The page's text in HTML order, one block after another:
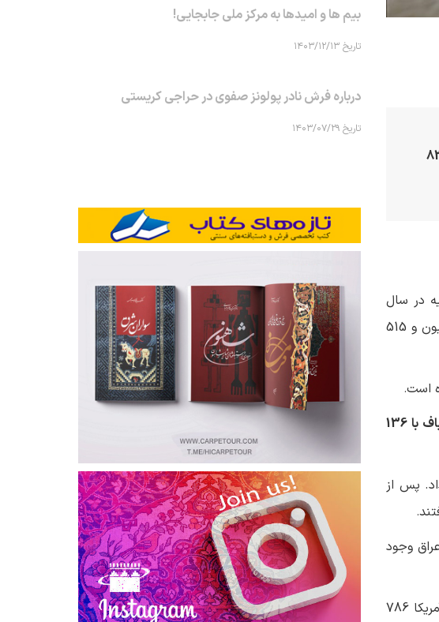
هزار متر مربع فرش، 2 میلیارد و 838
در سال
، 2 میلیارد و 838 میلیون و 515
.
فرش‌های دستباف با 136
داد. پس از
.
12.7 درصدی در بازار عراق وجود
از نظر گروه‌های کشوری، صادرات به خاورمیانه در مجموع 880 میلیون و 274 هزار دلار، به کشورهای قاره آمریکا 786
بیم ها و امیدها به مرکز ملی جابجایی!
تاریخ ۱۴۰۳/۱۲/۱۳
درباره فرش نادر پولونز صفوی در حراجی کریستی
تاریخ ۱۴۰۳/۰۷/۲۹